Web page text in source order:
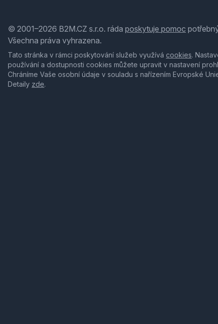
© 2001–2026 B2M.CZ s.r.o. ráda poskytuje pomoc
Všechna práva vyhrazena.
Tato stránka v rámci poskytování služeb využívá cookies.
používání a dostupnosti cookies můžete upravit v nastavení
Chráníme Vaše osobní údaje v souladu s nařízením Evropské
Detaily zde.